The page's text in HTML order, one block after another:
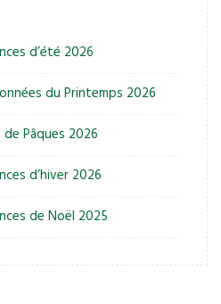
d’été 2026
du Printemps 2026
de Pâques 2026
d’hiver 2026
de Noël 2025